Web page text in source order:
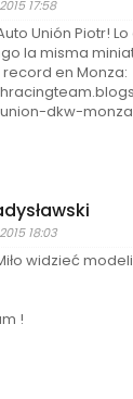
17:58
Unión Piotr!
la misma
en Monza:
dkw-
18:03
widzieć
!